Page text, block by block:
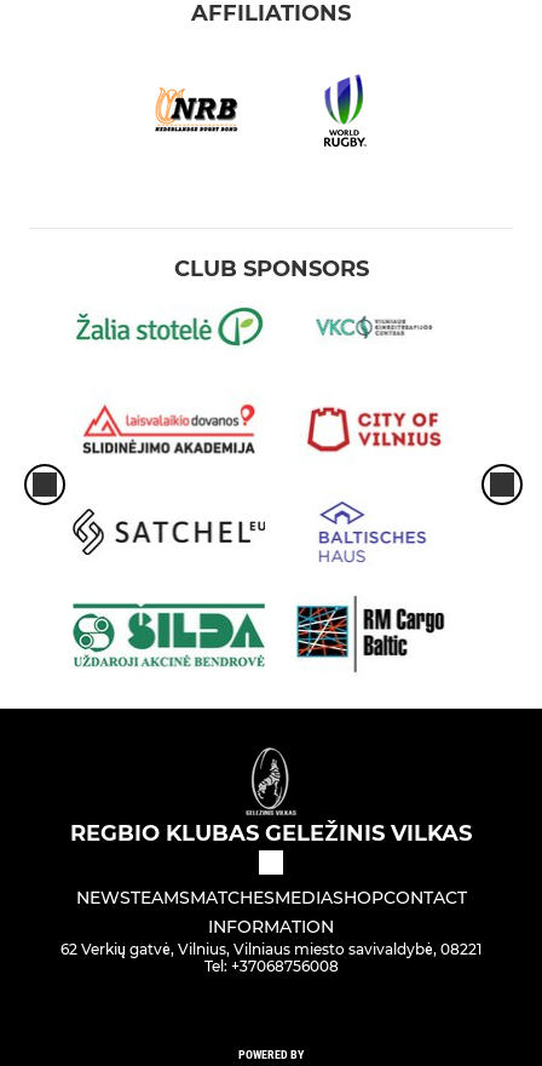
AFFILIATIONS
CLUB SPONSORS
REGBIO KLUBAS GELEŽINIS VILKAS
NEWSTEAMSMATCHESMEDIASHOPCONTACT
INFORMATION
62 Verkių gatvė, Vilnius, Vilniaus miesto savivaldybė, 08221
Tel: +37068756008
POWERED BY